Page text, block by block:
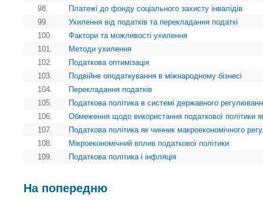
98.
Платежі до фонду соціального захисту інвалідів
99.
Ухилення від податків та перекладання податкі
100.
Фактори та можливості ухилення
101.
Методи ухилення
102.
Податкова оптимізація
103.
Подвійне оподаткування в міжнародному бізнесі
104.
Перекладання податків
105.
Податкова політика в системі державного
106.
Обмеження щодо використання податкової політики
107.
Податкова політика як чинник макроекономічного
108.
Мікроекономічний вплив податкової політики
109.
Податкова політика і інфляція
На попередню